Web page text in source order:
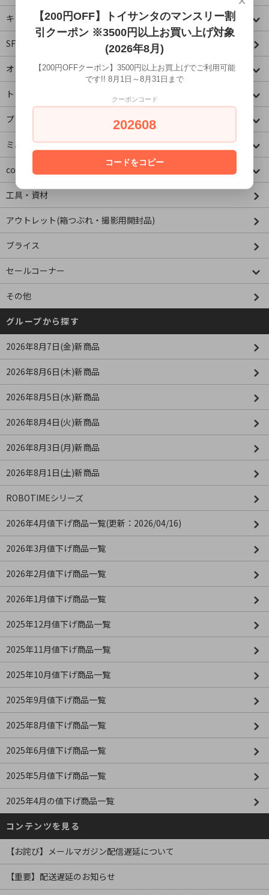
キャラクター
SF・映画・アメコミ
オリジナル
トミカコーナー
プラレールコーナー
ミニチュア&ドールハウス
concombre コンコンブル
工具・資材
アウトレット(箱つぶれ・撮影用開封品)
ブライス
セールコーナー
その他
グループから探す
2026年8月7日(金)新商品
2026年8月6日(木)新商品
2026年8月5日(水)新商品
2026年8月4日(火)新商品
2026年8月3日(月)新商品
2026年8月1日(土)新商品
ROBOTIMEシリーズ
2026年4月値下げ商品一覧(更新：2026/04/16)
2026年3月値下げ商品一覧
2026年2月値下げ商品一覧
2026年1月値下げ商品一覧
2025年12月値下げ商品一覧
2025年11月値下げ商品一覧
2025年10月値下げ商品一覧
2025年9月値下げ商品一覧
2025年8月値下げ商品一覧
2025年6月値下げ商品一覧
2025年5月値下げ商品一覧
2025年4月の値下げ商品一覧
コンテンツを見る
【お詫び】メールマガジン配信遅延について
【重要】配送遅延のお知らせ
【200円OFF】トイサンタのマンスリー割
引クーポン ※3500円以上お買い上げ対象
(2026年8月)
【200円OFFクーポン】3500円以上お買上げでご利用可能
です!! 8月1日～8月31日まで
クーポンコード
202608
コードをコピー